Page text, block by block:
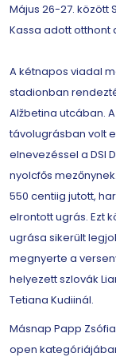
Május 26-27. között
Kassa adott otthont
A kétnapos viadal
stadionban
Alžbetina utcában.
távolugrásban volt
elnevezéssel a DSI
nyolcfős
550 centiig jutott,
elrontott ugrás. Ezt
ugrása sikerült
megnyerte a
helyezett szlovák
Tetiana Kudiinál.
Másnap Papp
open